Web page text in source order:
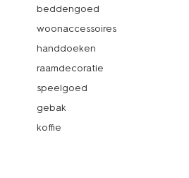
beddengoed
woonaccessoires
handdoeken
raamdecoratie
speelgoed
gebak
koffie